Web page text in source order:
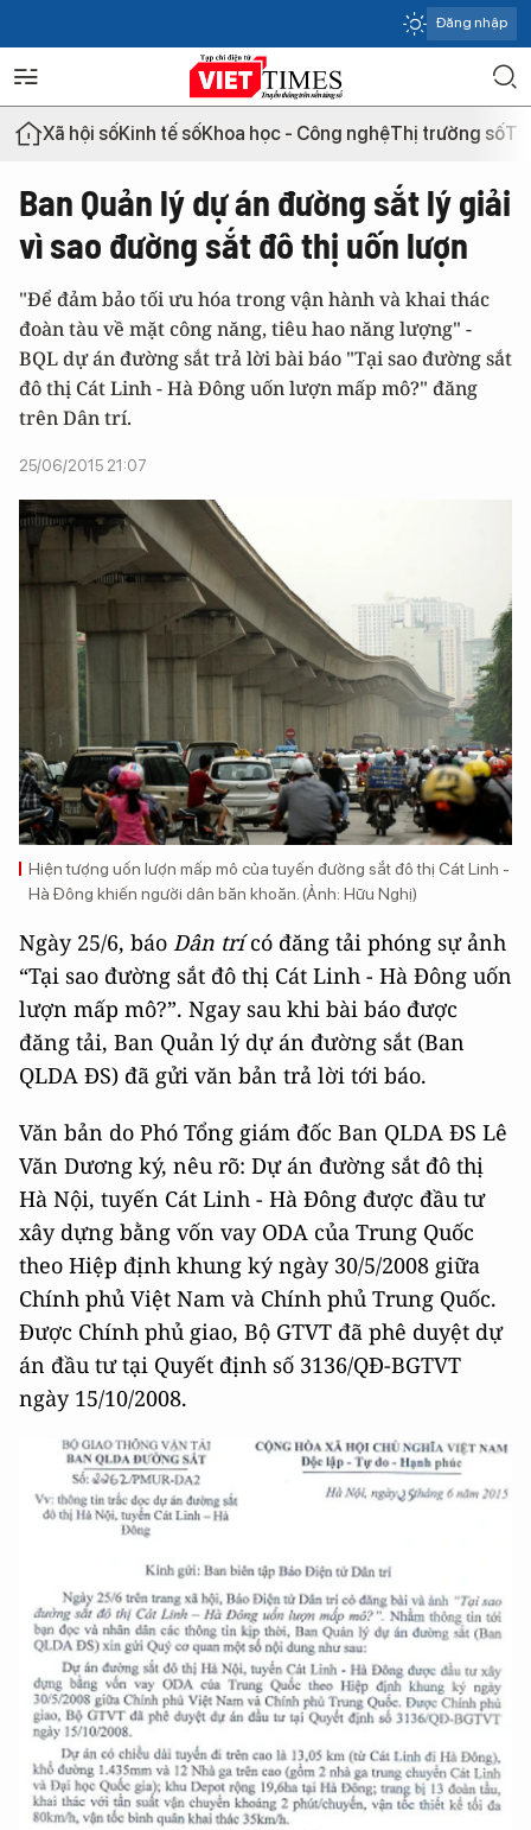
Đăng nhập
Xã hội sốKinh tế sốKhoa học - Công nghệThị trường số
Ban Quản lý dự án đường sắt lý giải
vì sao đường sắt đô thị uốn lượn
"Để đảm bảo tối ưu hóa trong vận hành và khai thác
đoàn tàu về mặt công năng, tiêu hao năng lượng" -
BQL dự án đường sắt trả lời bài báo "Tại sao đường sắt
đô thị Cát Linh - Hà Đông uốn lượn mấp mô?" đăng
trên Dân trí.
25/06/2015 21:07
Hiện tượng uốn lượn mấp mô của tuyến đường sắt đô thị Cát Linh -
Hà Đông khiến người dân băn khoăn. (Ảnh: Hữu Nghị)
Ngày 25/6, báo Dân trícó đăng tải phóng sự ảnh
“Tại sao đường sắt đô thị Cát Linh - Hà Đông uốn
lượn mấp mô?”. Ngay sau khi bài báo được
đăng tải, Ban Quản lý dự án đường sắt (Ban
QLDA ĐS) đã gửi văn bản trả lời tới báo.
Văn bản do Phó Tổng giám đốc Ban QLDA ĐS Lê
Văn Dương ký, nêu rõ: Dự án đường sắt đô thị
Hà Nội, tuyến Cát Linh - Hà Đông được đầu tư
xây dựng bằng vốn vay ODA của Trung Quốc
theo Hiệp định khung ký ngày 30/5/2008 giữa
Chính phủ Việt Nam và Chính phủ Trung Quốc.
Được Chính phủ giao, Bộ GTVT đã phê duyệt dự
án đầu tư tại Quyết định số 3136/QĐ-BGTVT
ngày 15/10/2008.